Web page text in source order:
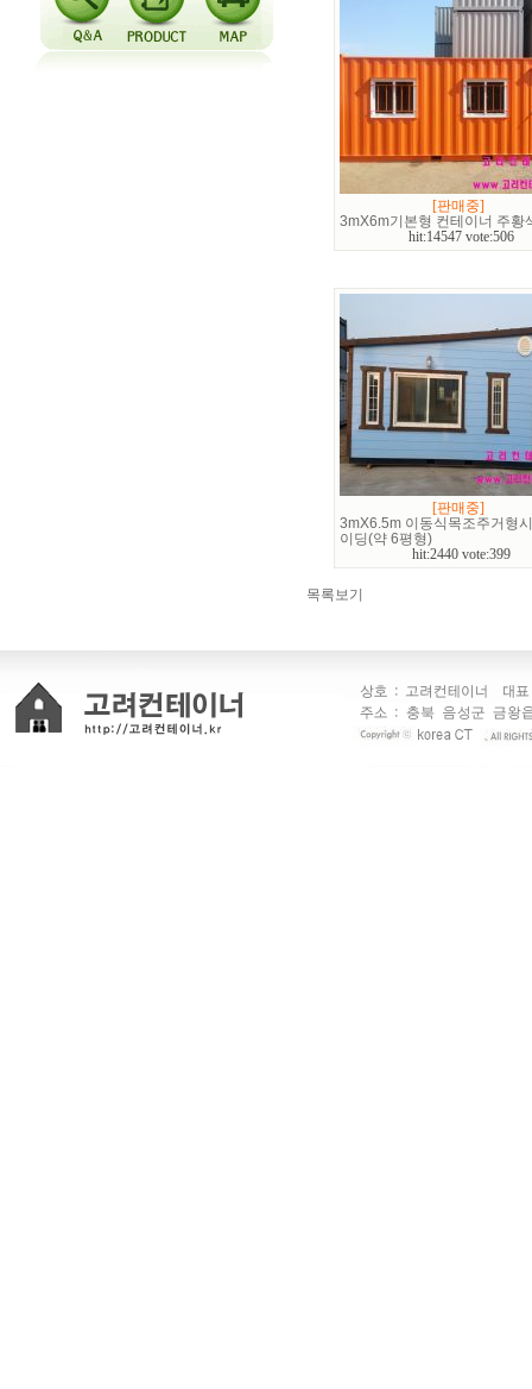
[판매중]
3mX6m기본형 컨테이너 주황
hit:14547 vote:506
[판매중]
3mX6.5m 이동식목조주거형
이딩(약 6평형)
hit:2440 vote:399
목록보기